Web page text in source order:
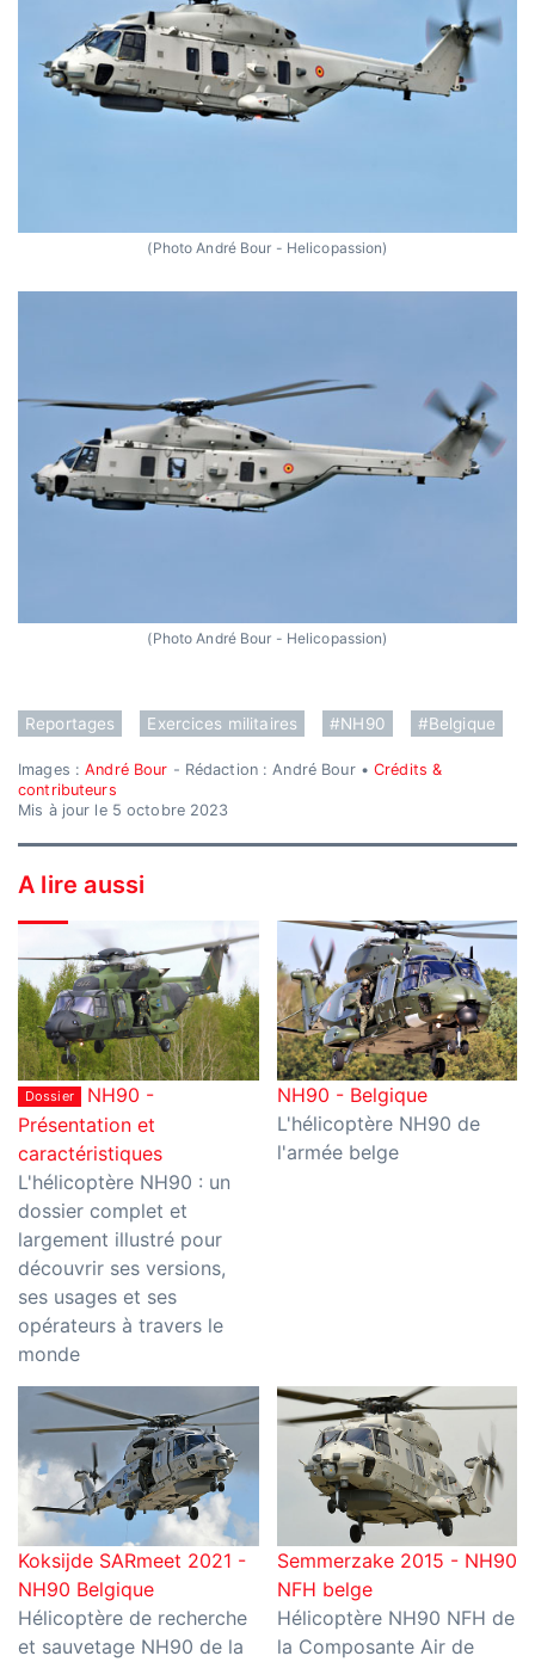
(Photo André Bour - Helicopassion)
(Photo André Bour - Helicopassion)
Reportages Exercices militaires #NH90 #Belgique
Images :André Bour - Rédaction : André Bour •Crédits &
contributeurs
Mis à jour le 5 octobre 2023
A lire aussi
Dossier
NH90 -
Présentation et
caractéristiques
L'hélicoptère NH90 : un
dossier complet et
largement illustré pour
découvrir ses versions,
ses usages et ses
opérateurs à travers le
monde
NH90 - Belgique
L'hélicoptère NH90 de
l'armée belge
Koksijde SARmeet 2021 -
NH90 Belgique
Hélicoptère de recherche
et sauvetage NH90 de la
Semmerzake 2015 - NH90
NFH belge
Hélicoptère NH90 NFH de
la Composante Air de